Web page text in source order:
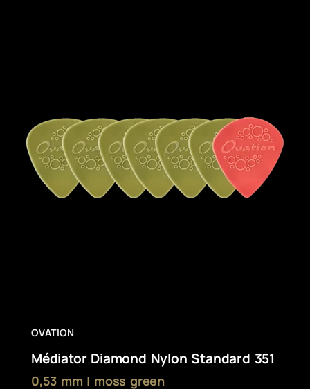
OVATION
Médiator Diamond Nylon Standard 351
0,53 mm | moss green